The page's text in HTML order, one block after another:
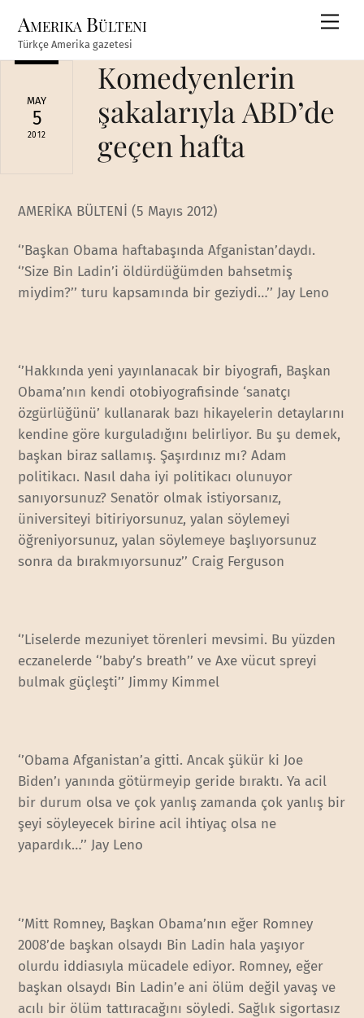
content
Amerika Bülteni
Türkçe Amerika gazetesi
MAY
5
2012
Komedyenlerin
şakalarıyla ABD’de
geçen hafta
AMERİKA BÜLTENİ (5 Mayıs 2012)
‘’Başkan Obama haftabaşında Afganistan’daydı.
‘’Size Bin Ladin’i öldürdüğümden bahsetmiş
miydim?’’ turu kapsamında bir geziydi…’’ Jay Leno
‘’Hakkında yeni yayınlanacak bir biyografi, Başkan
Obama’nın kendi otobiyografisinde ‘sanatçı
özgürlüğünü’ kullanarak bazı hikayelerin detaylarını
kendine göre kurguladığını belirliyor. Bu şu demek,
başkan biraz sallamış. Şaşırdınız mı? Adam
politikacı. Nasıl daha iyi politikacı olunuyor
sanıyorsunuz? Senatör olmak istiyorsanız,
üniversiteyi bitiriyorsunuz, yalan söylemeyi
öğreniyorsunuz, yalan söylemeye başlıyorsunuz
sonra da bırakmıyorsunuz’’ Craig Ferguson
‘’Liselerde mezuniyet törenleri mevsimi. Bu yüzden
eczanelerde ‘’baby’s breath’’ ve Axe vücut spreyi
bulmak güçleşti’’ Jimmy Kimmel
‘’Obama Afganistan’a gitti. Ancak şükür ki Joe
Biden’ı yanında götürmeyip geride bıraktı. Ya acil
bir durum olsa ve çok yanlış zamanda çok yanlış bir
şeyi söyleyecek birine acil ihtiyaç olsa ne
yapardık…’’ Jay Leno
‘’Mitt Romney, Başkan Obama’nın eğer Romney
2008’de başkan olsaydı Bin Ladin hala yaşıyor
olurdu iddiasıyla mücadele ediyor. Romney, eğer
başkan olsaydı Bin Ladin’e ani ölüm değil yavaş ve
acılı bir ölüm tattıracağını söyledi. Sağlık sigortasız